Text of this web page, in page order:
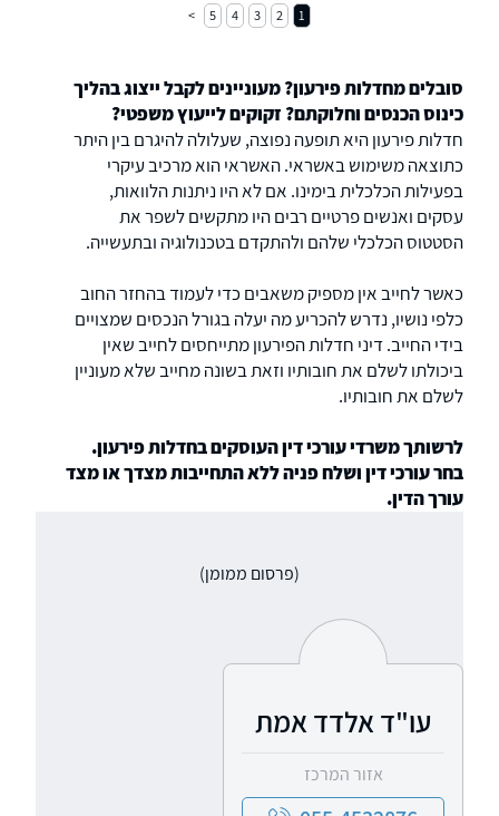
1
2
3
4
5
סובלים מחדלות פירעון? מעוניינים לקבל ייצוג בהליך
כינוס הכנסים וחלוקתם? זקוקים לייעוץ משפטי?
חדלות פירעון היא תופעה נפוצה, שעלולה להיגרם בין היתר
כתוצאה משימוש באשראי. האשראי הוא מרכיב עיקרי
בפעילות הכלכלית בימינו. אם לא היו ניתנות הלוואות,
עסקים ואנשים פרטיים רבים היו מתקשים לשפר את
הסטטוס הכלכלי שלהם ולהתקדם בטכנולוגיה ובתעשייה.
כאשר לחייב אין מספיק משאבים כדי לעמוד בהחזר החוב
כלפי נושיו, נדרש להכריע מה יעלה בגורל הנכסים שמצויים
בידי החייב. דיני חדלות הפירעון מתייחסים לחייב שאין
ביכולתו לשלם את חובותיו וזאת בשונה מחייב שלא מעוניין
לשלם את חובותיו.
לרשותך משרדי עורכי דין העוסקים בחדלות פירעון.
בחר עורכי דין ושלח פניה ללא התחייבות מצדך או מצד
עורך הדין.
(פרסום ממומן)
עו"ד אלדד אמת
אזור המרכז